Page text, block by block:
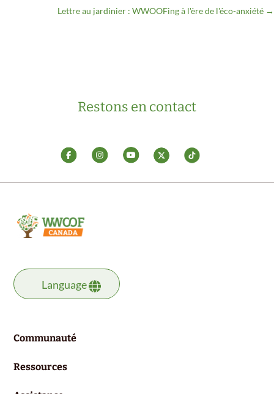
Lettre au jardinier : WWOOFing à l'ère de l'éco-anxiété →
Restons en contact
Language
Communauté
Ressources